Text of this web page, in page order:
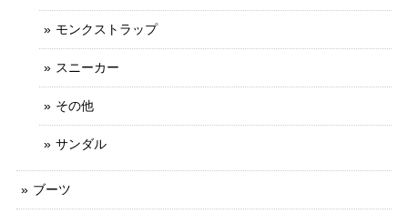
モンクストラップ
スニーカー
その他
サンダル
ブーツ